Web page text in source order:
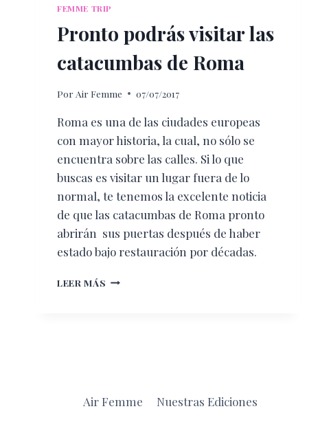
FEMME TRIP
Pronto podrás visitar las
catacumbas de Roma
Por Air Femme 07/07/2017
Roma es una de las ciudades europeas
con mayor historia, la cual, no sólo se
encuentra sobre las calles. Si lo que
buscas es visitar un lugar fuera de lo
normal, te tenemos la excelente noticia
de que las catacumbas de Roma pronto
abrirán sus puertas después de haber
estado bajo restauración por décadas.
LEER MÁS PRONTO
Air Femme
Nuestras Ediciones